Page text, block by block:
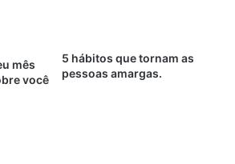
mês
você
5 hábitos que tornam as
pessoas amargas.